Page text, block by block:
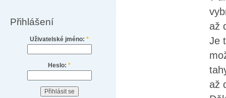
Přihlášení
Uživatelské jméno: *
Heslo: *
až
Je
až